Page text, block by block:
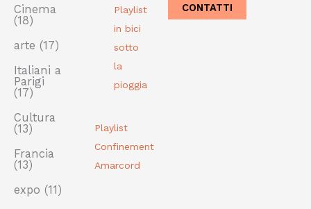
CONTATTI
Playlist
in bici
sotto
la
pioggia
Playlist
Confinement
Amarcord
Cinema
(18)
arte(17)
Italiani a
Parigi
(17)
Cultura
(13)
Francia
(13)
expo(11)